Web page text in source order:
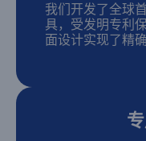
我们开发了全球
具，受发明专利
面设计实现了精